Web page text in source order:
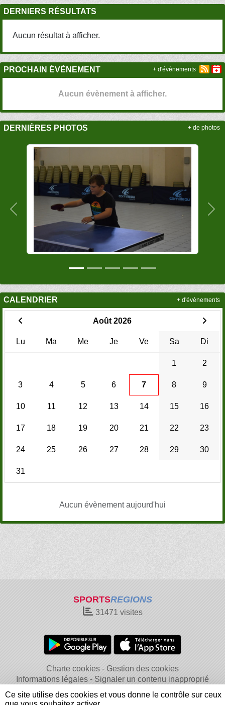
DERNIERS RÉSULTATS
Aucun résultat à afficher.
PROCHAIN ÉVÈNEMENT
Aucun évènement à afficher.
+ d'évènements
DERNIÈRES PHOTOS
Précedent
+ de photos
CALENDRIER
Août 2026
Lu Ma Me Je Ve Sa Di
1 2
3 4 5 6 7 8 9
10 11 12 13 14 15 16
17 18 19 20 21 22 23
24 25 26 27 28 29 30
31
Aucun évènement aujourd'hui
+ d'évènements
SPORTSREGIONS
31471 visites
Charte cookies
Gestion des cookies
Informations légales
Signaler un contenu inapproprié
Ce site utilise des cookies et vous donne le contrôle sur ceux